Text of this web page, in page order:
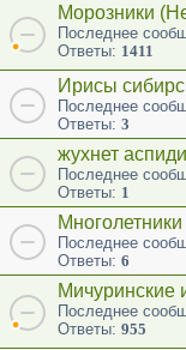
Морозники
Последнее
Ответы: 1411
Ирисы
Последнее
Ответы: 3
жухнет
Последнее
Ответы: 1
Последнее
Ответы: 6
Мичуринские
Последнее
Ответы: 955